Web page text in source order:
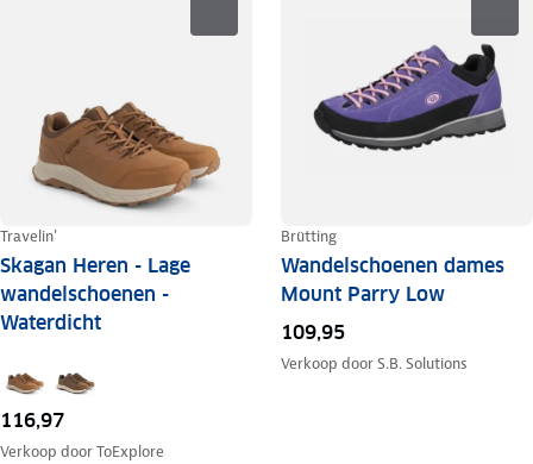
Travelin'
Skagan Heren - Lage
wandelschoenen -
Waterdicht
116,97
Verkoop doorToExplore
Brütting
Wandelschoenen dames
Mount Parry Low
109,95
Verkoop doorS.B. Solutions